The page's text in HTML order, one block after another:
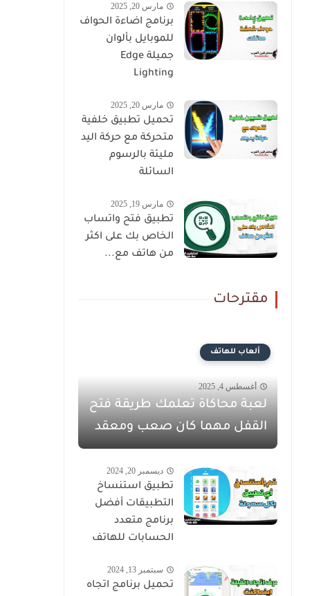
مارس 20, 2025
برنامج اضاءة الحواف
للموبايل بألوان
جميلة Edge
Lighting
مارس 20, 2025
تحميل تطبيق خلفية
متحركة مع حركة اليد
مليئة بالرسوم
السائلة
مارس 19, 2025
تطبيق فتح واتساب
الخاص بك على اكثر
من هاتف مع...
مقترحات
ألعاب للهاتف
أغسطس 4, 2025
لعبة محاكاة تعلمك طريقة فتح
القفل مهما كان صعب ومعقد
ديسمبر 20, 2024
تطبيق استنساخ
التطبيقات أفضل
برنامج متعدد
الحسابات للهاتف
سبتمبر 13, 2024
تحميل برنامج اتجاه